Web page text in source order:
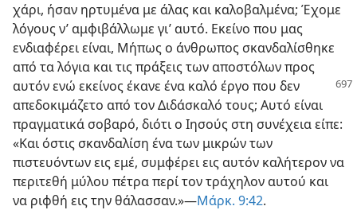
χάρι, ήσαν ηρτυμένα με άλας και καλοβαλμένα; Έχομε
λόγους ν’ αμφιβάλλωμε γι’ αυτό. Εκείνο που μας
ενδιαφέρει είναι, Μήπως ο άνθρωπος σκανδαλίσθηκε
από τα λόγια και τις πράξεις των αποστόλων προς
αυτόν ενώ εκείνος έκανε ένα καλό έργο που δεν
απεδοκιμάζετο από τον Διδάσκαλό τους; Αυτό είναι
πραγματικά σοβαρό, διότι ο Ιησούς στη συνέχεια είπε:
«Και όστις σκανδαλίση ένα των μικρών των
πιστευόντων εις εμέ, συμφέρει εις αυτόν καλήτερον να
περιτεθή μύλου πέτρα περί τον τράχηλον αυτού και
να ριφθή εις την θάλασσαν.»—Μάρκ. 9:42.